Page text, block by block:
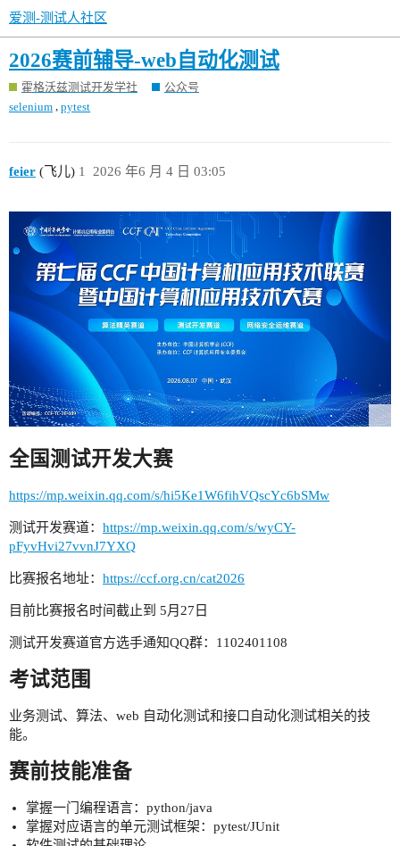
爱测-测试人社区
2026赛前辅导-web自动化测试
霍格沃兹测试开发学社
公众号
selenium ,pytest
feier (飞儿) 2026 年6 月 4 日 03:05
1
全国测试开发大赛
https://mp.weixin.qq.com/s/hi5Ke1W6fihVQscYc6bSMw
测试开发赛道： https://mp.weixin.qq.com/s/wyCY-
pFyvHvi27vvnJ7YXQ
比赛报名地址： https://ccf.org.cn/cat2026
目前比赛报名时间截止到 5月27日
测试开发赛道官方选手通知QQ群：1102401108
考试范围
业务测试、算法、web 自动化测试和接口自动化测试相关的技
能。
赛前技能准备
掌握一门编程语言：python/java
掌握对应语言的单元测试框架：pytest/JUnit